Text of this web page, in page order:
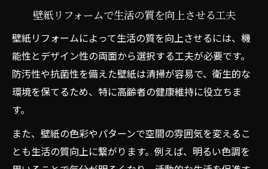
壁紙リフォームで生活の質を向上させる工夫
壁紙リフォームによって生活の質を向上させるには、機
能性とデザイン性の両面から選択する工夫が必要です。
防汚性や抗菌性を備えた壁紙は清掃が容易で、衛生的な
環境を保てるため、特に高齢者の健康維持に役立ちま
す。
また、壁紙の色彩やパターンで空間の雰囲気を変えるこ
とも生活の質向上に繋がります。例えば、明るい色調を